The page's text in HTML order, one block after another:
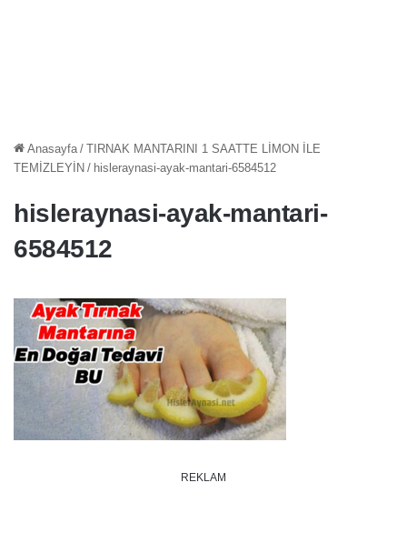
Anasayfa / TIRNAK MANTARINI 1 SAATTE LİMON İLE
TEMİZLEYİN / hisleraynasi-ayak-mantari-6584512
hisleraynasi-ayak-mantari-
6584512
REKLAM